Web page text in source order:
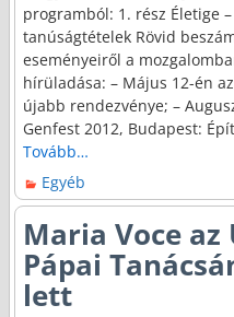
programból: 1. rész Életige
tanúságtételek Rövid
eseményeiről a
hírüladása: – Május 12-én
újabb rendezvénye; –
Genfest 2012, Budapest:
Tovább…
Egyéb
Maria Voce az
Pápai
lett